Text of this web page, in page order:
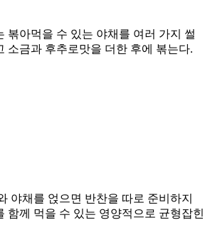
볶아먹을 수 있는 야채를 여러 가지 썰
소금과 후추로맛을 더한 후에 볶는다.
야채를 얹으면 반찬을 따로 준비하지
함께 먹을 수 있는 영양적으로 균형잡힌